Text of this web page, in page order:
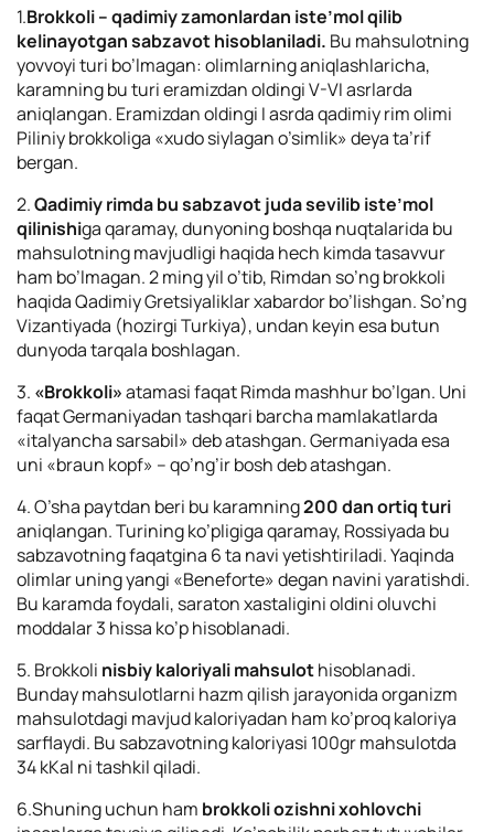
1.Brokkoli – qadimiy zamonlardan iste’mol qilib
kelinayotgan sabzavot hisoblaniladi. Bu mahsulotning
yovvoyi turi bo’lmagan: olimlarning aniqlashlaricha,
karamning bu turi eramizdan oldingi V-VI asrlarda
aniqlangan. Eramizdan oldingi I asrda qadimiy rim olimi
Piliniy brokkoliga «xudo siylagan o’simlik» deya ta’rif
bergan.
2.Qadimiy rimda bu sabzavot juda sevilib iste’mol
qilinishiga qaramay, dunyoning boshqa nuqtalarida bu
mahsulotning mavjudligi haqida hech kimda tasavvur
ham bo’lmagan. 2 ming yil o’tib, Rimdan so’ng brokkoli
haqida Qadimiy Gretsiyaliklar xabardor bo’lishgan. So’ng
Vizantiyada (hozirgi Turkiya), undan keyin esa butun
dunyoda tarqala boshlagan.
3. «Brokkoli»atamasi faqat Rimda mashhur bo’lgan. Uni
faqat Germaniyadan tashqari barcha mamlakatlarda
«italyancha sarsabil» deb atashgan. Germaniyada esa
uni «braun kopf» – qo’ng’ir bosh deb atashgan.
4. O’sha paytdan beri bu karamning200 dan ortiq turi
aniqlangan. Turining ko’pligiga qaramay, Rossiyada bu
sabzavotning faqatgina 6 ta navi yetishtiriladi. Yaqinda
olimlar uning yangi «Beneforte» degan navini yaratishdi.
Bu karamda foydali, saraton xastaligini oldini oluvchi
moddalar 3 hissa ko’p hisoblanadi.
5. Brokkoli nisbiy kaloriyali mahsulothisoblanadi.
Bunday mahsulotlarni hazm qilish jarayonida organizm
mahsulotdagi mavjud kaloriyadan ham ko’proq kaloriya
sarflaydi. Bu sabzavotning kaloriyasi 100gr mahsulotda
34 kKal ni tashkil qiladi.
6.Shuning uchun ham brokkoli ozishni xohlovchi